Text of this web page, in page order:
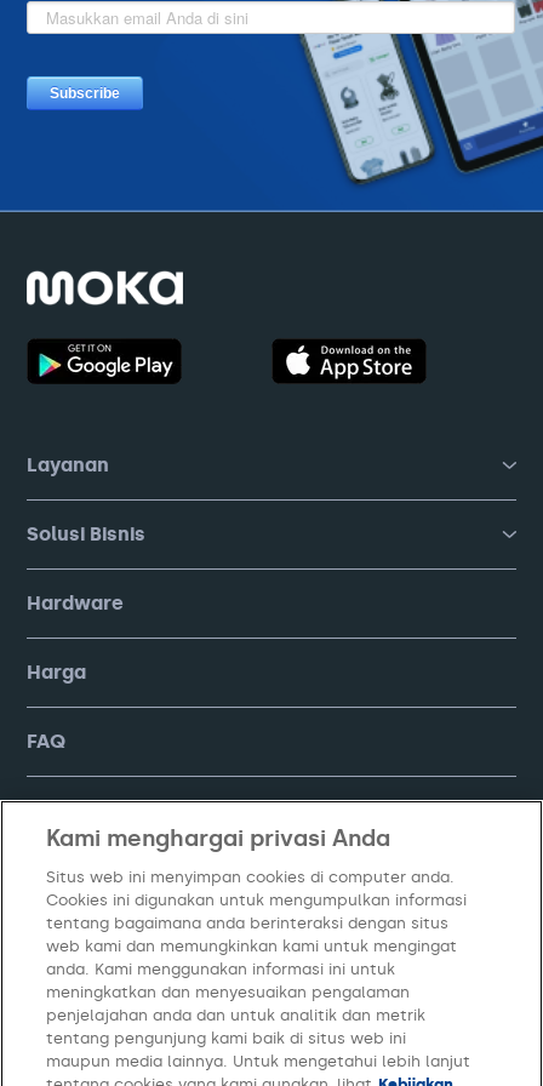
Layanan
Solusi Bisnis
Hardware
Harga
FAQ
Company
Kebijakan Privasi Syarat dan Ketentuan
Kami menghargai privasi Anda
Situs web ini menyimpan cookies di computer anda.
Cookies ini digunakan untuk mengumpulkan informasi
tentang bagaimana anda berinteraksi dengan situs
web kami dan memungkinkan kami untuk mengingat
anda. Kami menggunakan informasi ini untuk
meningkatkan dan menyesuaikan pengalaman
penjelajahan anda dan untuk analitik dan metrik
tentang pengunjung kami baik di situs web ini
maupun media lainnya. Untuk mengetahui lebih lanjut